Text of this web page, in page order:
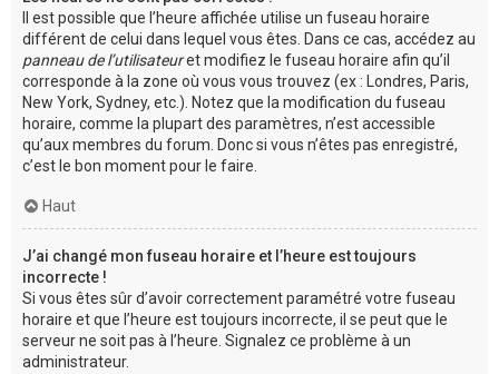
Il est possible que l’heure affichée utilise un fuseau horaire
différent de celui dans lequel vous êtes. Dans ce cas, accédez au
panneau de l’utilisateuret modifiez le fuseau horaire afin qu’il
corresponde à la zone où vous vous trouvez (ex : Londres, Paris,
New York, Sydney, etc.). Notez que la modification du fuseau
horaire, comme la plupart des paramètres, n’est accessible
qu’aux membres du forum. Donc si vous n’êtes pas enregistré,
c’est le bon moment pour le faire.
Haut
J’ai changé mon fuseau horaire et l’heure est toujours
incorrecte !
Si vous êtes sûr d’avoir correctement paramétré votre fuseau
horaire et que l’heure est toujours incorrecte, il se peut que le
serveur ne soit pas à l’heure. Signalez ce problème à un
administrateur.